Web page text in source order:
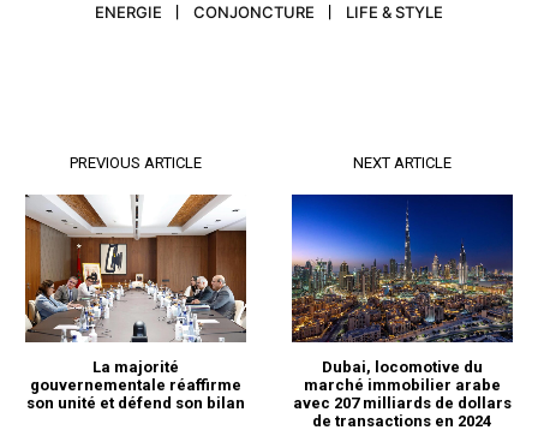
ENERGIE
CONJONCTURE LIFE & STYLE
PREVIOUS ARTICLE
La majorité
gouvernementale réaffirme
son unité et défend son bilan
NEXT ARTICLE
Dubai, locomotive du
marché immobilier arabe
avec 207 milliards de dollars
de transactions en 2024